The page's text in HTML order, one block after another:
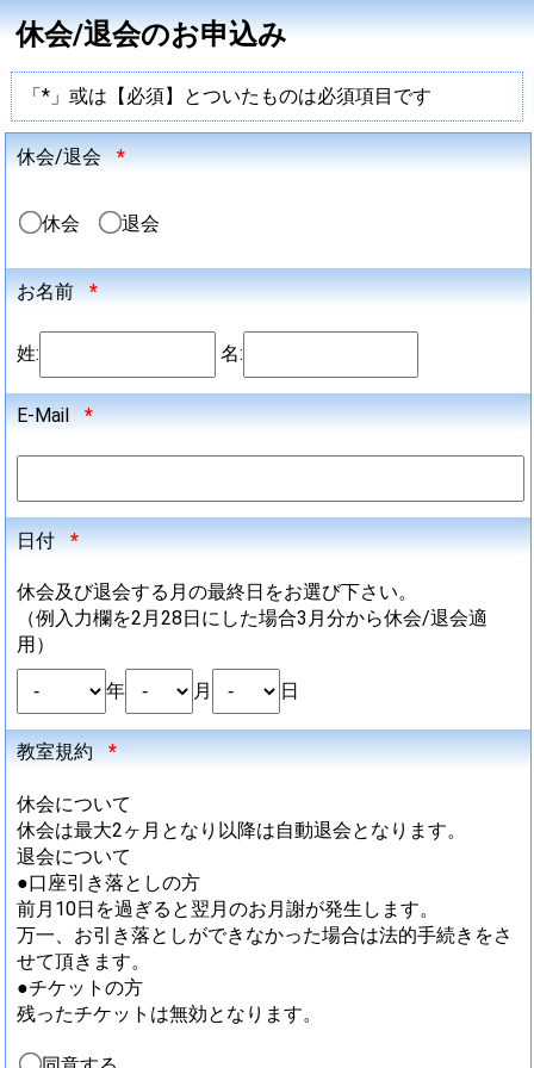
休会/退会のお申込み
「*」或は【必須】とついたものは必須項目です
休会/退会 *
休会 退会
お名前 *
姓: 名:
E-Mail *
日付 *
休会及び退会する月の最終日をお選び下さい。
（例入力欄を2月28日にした場合3月分から休会/退会適
用）
年 月 日
教室規約 *
休会について
休会は最大2ヶ月となり以降は自動退会となります。
退会について
●口座引き落としの方
前月10日を過ぎると翌月のお月謝が発生します。
万一、お引き落としができなかった場合は法的手続きをさ
せて頂きます。
●チケットの方
残ったチケットは無効となります。